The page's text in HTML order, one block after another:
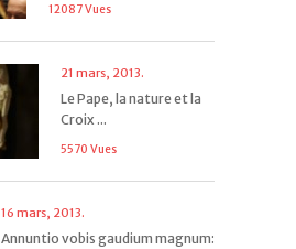
12087 Vues
21 mars, 2013.
Le Pape, la nature et la
Croix ...
5570 Vues
16 mars, 2013.
Annuntio vobis gaudium magnum: